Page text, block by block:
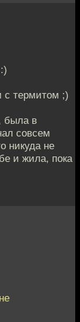
термитом ;)
была в
совсем
никуда не
и жила, пока